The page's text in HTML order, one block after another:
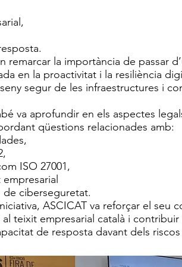
remarcar la importància de passar
en la proactivitat i la resiliència
segur de les infraestructures i
va aprofundir en els aspectes
qüestions relacionades amb:
ISO 27001,
de ciberseguretat.
ASCICAT va reforçar el seu
teixit empresarial català i
de resposta davant dels